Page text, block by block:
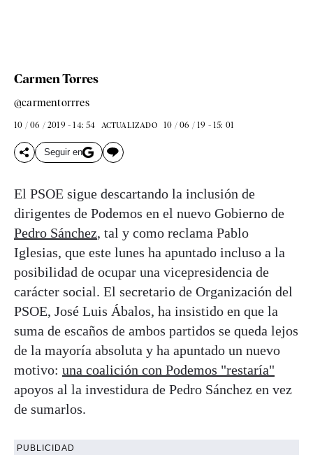
Carmen Torres
@carmentorrres
10 / 06 / 2019 - 14: 54 ACTUALIZADO 10 / 06 / 19 - 15: 01
Seguir en
El PSOE sigue descartando la inclusión de
dirigentes de Podemos en el nuevo Gobierno de
Pedro Sánchez, tal y como reclama Pablo
Iglesias, que este lunes ha apuntado incluso a la
posibilidad de ocupar una vicepresidencia de
carácter social. El secretario de Organización del
PSOE, José Luis Ábalos, ha insistido en que la
suma de escaños de ambos partidos se queda lejos
de la mayoría absoluta y ha apuntado un nuevo
motivo: una coalición con Podemos "restaría"
apoyos al la investidura de Pedro Sánchez en vez
de sumarlos.
PUBLICIDAD